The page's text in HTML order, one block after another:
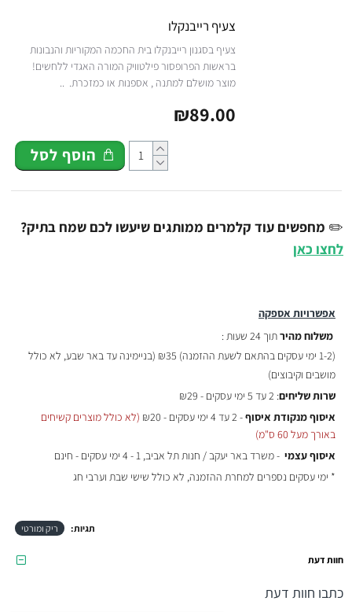
אפשרויות אספקה
משלוח מהירתוך 24 שעות :
(1-2 ימי עסקים בהתאם לשעת ההזמנה)
₪35 (בניימינה עד באר שבע, לא כולל
מושבים וקיבוצים)
שרות שליחים: 2 עד 5 ימי עסקים - ₪29
איסוף מנקודת איסוף- 2 עד 4 ימי עסקים - ₪20
(לא כולל מוצרים קשיחים
באורך מעל 60 ס"מ)
איסוף עצמי - משרד באר יעקב / חנות תל אביב, 1 - 4 ימי עסקים - חינם
* ימי עסקים נספרים למחרת ההזמנה, לא כולל שישי שבת וערבי חג
צעיף רייבנקלו
צעיף בסגנון רייבנקלו בית החכמה המקוריות והנבונות
בראשות הפרופסור פילטוויק המורה האגדי ללחשים!
מוצר מושלם למתנה , אספנות או כמזכרת. ..
₪89.00
הוסף לסל
✏️ מחפשים עוד קלמרים ממותגים שיעשו לכם שמח בתיק?
לחצו כאן
תגיות: ריק ומורטי
חוות דעת
כתבו חוות דעת